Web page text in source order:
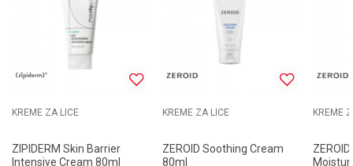
KREME ZA LICE
ZIPIDERM Skin Barrier
Intensive Cream 80ml
KREME ZA LICE
ZEROID Soothing Cream
80ml
KREME